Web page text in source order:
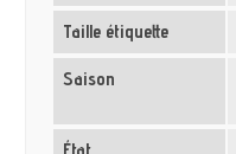
Taille étiquette
Saison